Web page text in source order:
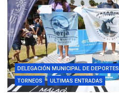
DELEGACIÓN MUNICIPAL DE DEPORTES
TORNEOS
ULTIMAS ENTRADAS